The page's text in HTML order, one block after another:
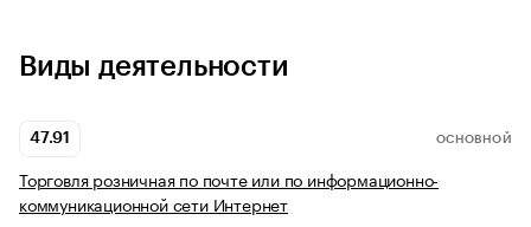
Виды деятельности
47.91 ОСНОВНОЙ
Торговля розничная по почте или по информационно-
коммуникационной сети Интернет